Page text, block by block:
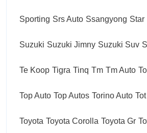
Sporting Srs Auto Ssangyong Star
Suzuki Suzuki Jimny Suzuki Suv
Te Koop Tigra Tinq Tm Tm Auto
Top Auto Top Autos Torino Auto
Toyota Toyota Corolla Toyota Gr